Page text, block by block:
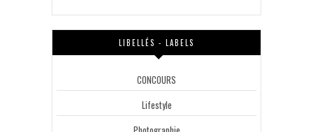
LIBELLÉS - LABELS
CONCOURS
Lifestyle